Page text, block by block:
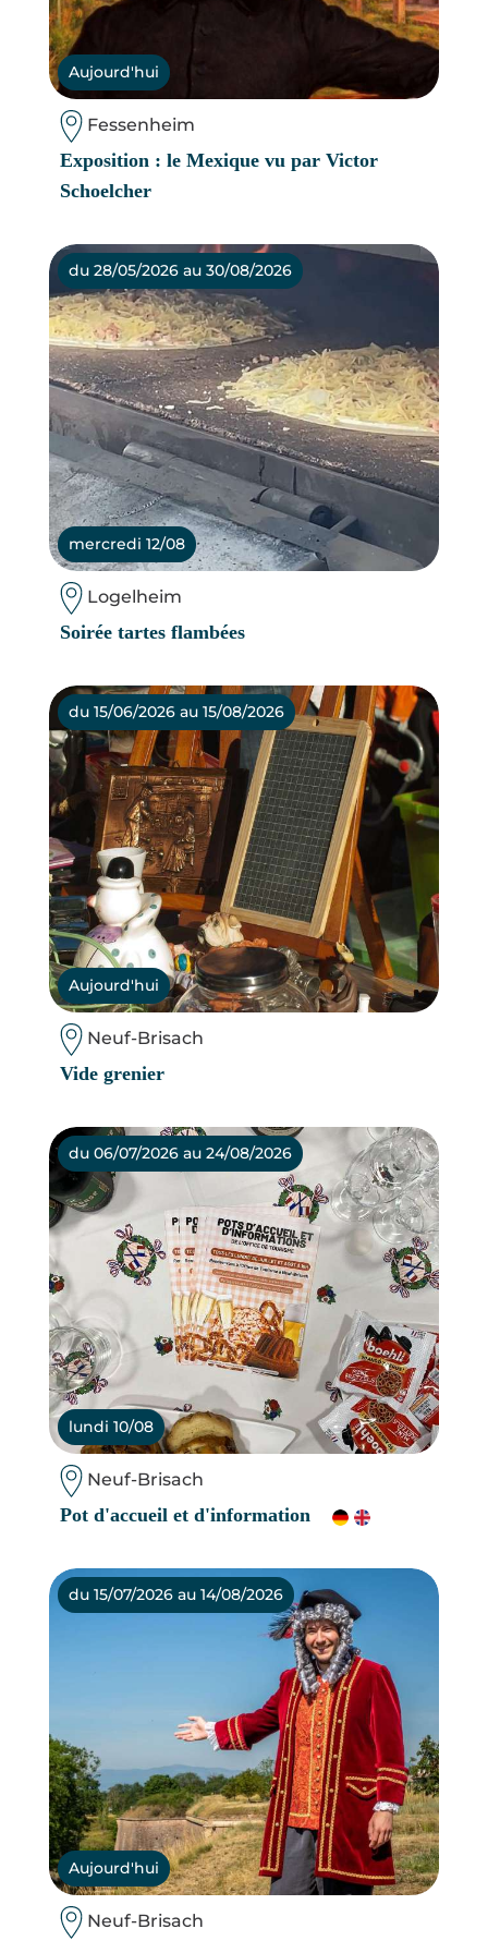
Aujourd'hui
Fessenheim
Exposition : le Mexique vu par Victor
Schoelcher
du 28/05/2026 au 30/08/2026
mercredi 12/08
Logelheim
Soirée tartes flambées
du 15/06/2026 au 15/08/2026
Aujourd'hui
Neuf-Brisach
Vide grenier
du 06/07/2026 au 24/08/2026
lundi 10/08
Neuf-Brisach
Pot d'accueil et d'information
du 15/07/2026 au 14/08/2026
Aujourd'hui
Neuf-Brisach